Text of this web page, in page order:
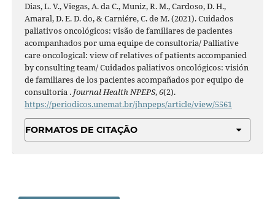
Dias, L. V., Viegas, A. da C., Muniz, R. M., Cardoso, D. H.,
Amaral, D. E. D. do, & Carniére, C. de M. (2021). Cuidados
paliativos oncológicos: visão de familiares de pacientes
acompanhados por uma equipe de consultoria/ Palliative
care oncological: view of relatives of patients accompanied
by consulting team/ Cuidados paliativos oncológicos: visión
de familiares de los pacientes acompañados por equipo de
consultoría . Journal Health NPEPS,6(2).
https://periodicos.unemat.br/jhnpeps/article/view/5561
FORMATOS DE CITAÇÃO